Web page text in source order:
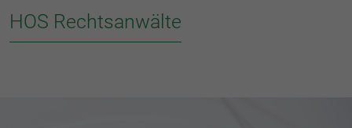
HOS Rechtsanwälte